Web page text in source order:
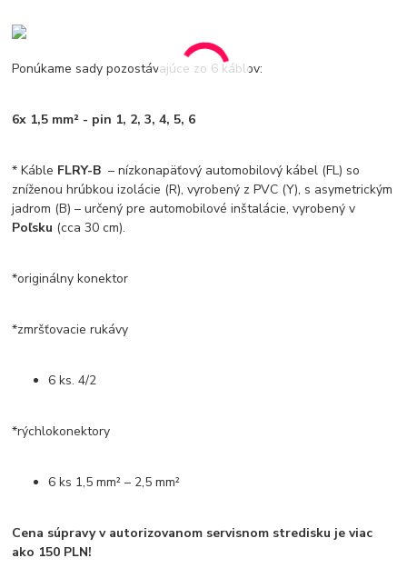
Ponúkame sady pozostávajúce zo 6 káblov:
6x 1,5 mm² - pin 1, 2, 3, 4, 5, 6
* Káble FLRY-B – nízkonapäťový automobilový kábel (FL) so
zníženou hrúbkou izolácie (R), vyrobený z PVC (Y), s asymetrickým
jadrom (B) – určený pre automobilové inštalácie, vyrobený v
Poľsku (cca 30 cm).
*originálny konektor
*zmršťovacie rukávy
6 ks. 4/2
*rýchlokonektory
6 ks 1,5 mm² – 2,5 mm²
Cena súpravy v autorizovanom servisnom stredisku je viac
ako 150 PLN!